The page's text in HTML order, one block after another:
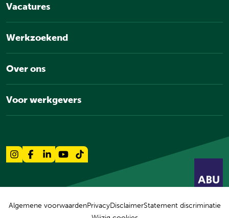
Vacatures
Werkzoekend
Over ons
Voor werkgevers
Algemene voorwaardenPrivacyDisclaimerStatement discriminatie